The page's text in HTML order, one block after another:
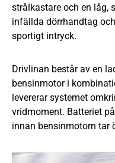
strålkastare och en låg,
infällda dörrhandtag
sportigt intryck.
Drivlinan består av en
bensinmotor i
levererar systemet
vridmoment. Batteriet
innan bensinmotorn tar